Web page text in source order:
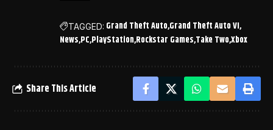
TAGGED: Grand Theft Auto Grand Theft Auto VI
News PC PlayStation Rockstar Games Take TwoXbox
Share This Article